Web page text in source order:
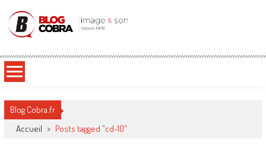
Blog Cobra
Blog Cobra.fr
Accueil > Posts tagged "cd-10"